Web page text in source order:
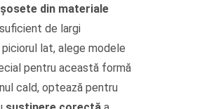
șosete din materiale
de largi
lat, alege modele
pentru această formă
cald, optează pentru